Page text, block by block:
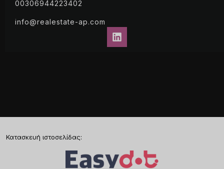
00306944223402
info@realestate-ap.com
Κατασκευή ιστοσελίδας: